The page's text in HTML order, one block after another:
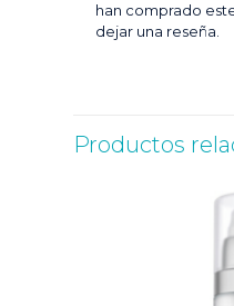
han comprado
dejar una reseña.
Productos